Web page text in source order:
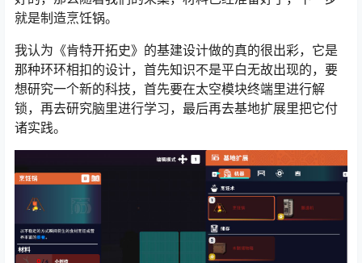
就是制造烹饪锅。
我认为《肯特开拓史》的基建设计做的真的很出彩，它是
那种环环相扣的设计，首先知识不是平白无故出现的，要
想研究一个新的科技，首先要在太空模块终端里进行解
锁，再去研究脑里进行学习，最后再去基地扩展里把它付
诸实践。